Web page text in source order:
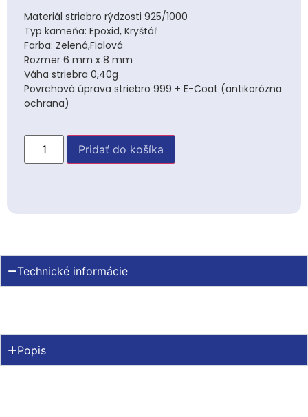
Materiál striebro rýdzosti 925/1000
Typ kameňa: Epoxid, Kryštáľ
Farba: Zelená,Fialová
Rozmer 6 mm x 8 mm
Váha striebra 0,40g
Povrchová úprava striebro 999 + E-Coat (antikorózna
ochrana)
Pridať do košíka
Technické informácie
Popis